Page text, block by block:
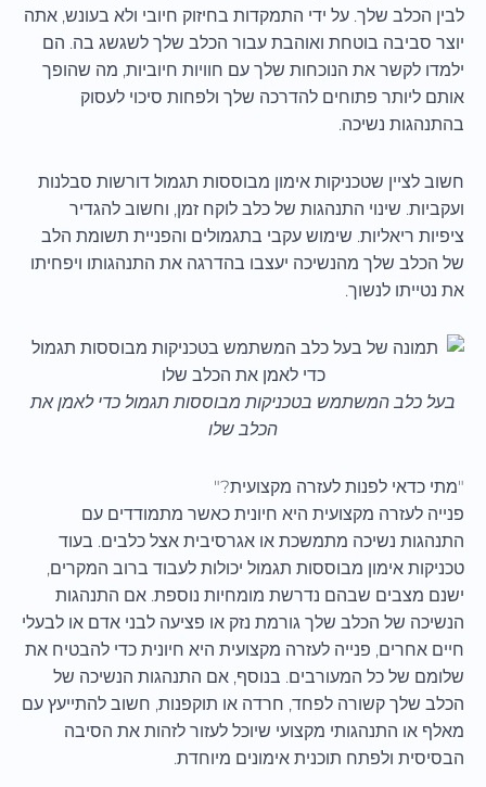
לבין הכלב שלך. על ידי התמקדות בחיזוק חיובי ולא בעונש, אתה
יוצר סביבה בוטחת ואוהבת עבור הכלב שלך לשגשג בה. הם
ילמדו לקשר את הנוכחות שלך עם חוויות חיוביות, מה שהופך
אותם ליותר פתוחים להדרכה שלך ולפחות סיכוי לעסוק
בהתנהגות נשיכה.
חשוב לציין שטכניקות אימון מבוססות תגמול דורשות סבלנות
ועקביות. שינוי התנהגות של כלב לוקח זמן, וחשוב להגדיר
ציפיות ריאליות. שימוש עקבי בתגמולים והפניית תשומת הלב
של הכלב שלך מהנשיכה יעצבו בהדרגה את התנהגותו ויפחיתו
את נטייתו לנשוך.
בעל כלב המשתמש בטכניקות מבוססות תגמול כדי לאמן את
הכלב שלו
"מתי כדאי לפנות לעזרה מקצועית?"
פנייה לעזרה מקצועית היא חיונית כאשר מתמודדים עם
התנהגות נשיכה מתמשכת או אגרסיבית אצל כלבים. בעוד
טכניקות אימון מבוססות תגמול יכולות לעבוד ברוב המקרים,
ישנם מצבים שבהם נדרשת מומחיות נוספת. אם התנהגות
הנשיכה של הכלב שלך גורמת נזק או פציעה לבני אדם או לבעלי
חיים אחרים, פנייה לעזרה מקצועית היא חיונית כדי להבטיח את
שלומם של כל המעורבים. בנוסף, אם התנהגות הנשיכה של
הכלב שלך קשורה לפחד, חרדה או תוקפנות, חשוב להתייעץ עם
מאלף או התנהגותי מקצועי שיוכל לעזור לזהות את הסיבה
הבסיסית ולפתח תוכנית אימונים מיוחדת.